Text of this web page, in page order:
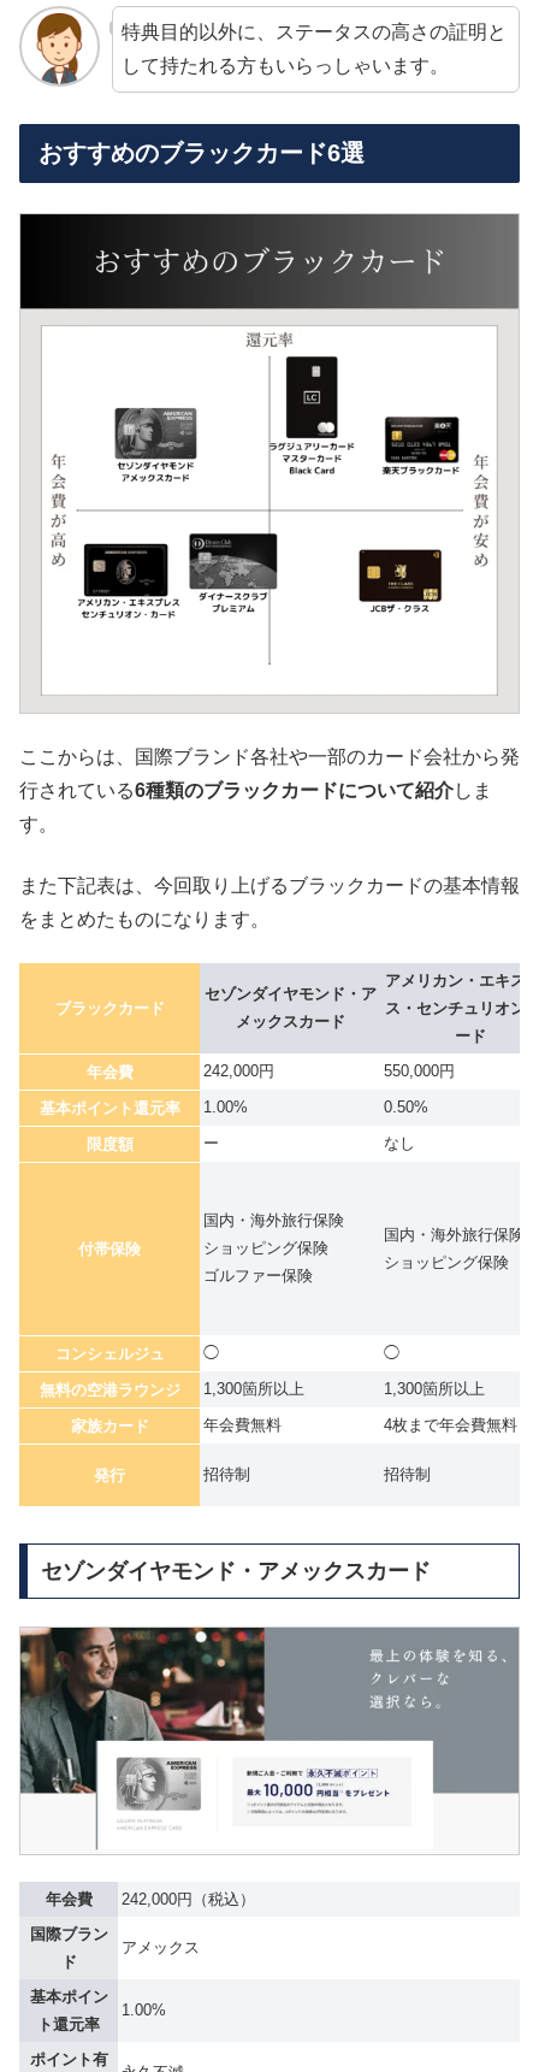
特典目的以外に、ステータスの高さの証明と
して持たれる方もいらっしゃいます。
おすすめのブラックカード6選
ここからは、国際ブランド各社や一部のカード会社から発
行されている6種類のブラックカードについて紹介しま
す。
また下記表は、今回取り上げるブラックカードの基本情報
をまとめたものになります。
ブラックカード
セゾンダイヤモンド・ア
メックスカード
アメリカン・エキス
ス・センチュリオン
ード
年会費
242,000円 550,000円
基本ポイント還元率 1.00% 0.50%
限度額 ー なし
付帯保険
国内・海外旅行保険
ショッピング保険
ゴルファー保険
国内・海外旅行保険
ショッピング保険
コンシェルジュ ◯ ◯
無料の空港ラウンジ 1,300箇所以上 1,300箇所以上
家族カード 年会費無料 4枚まで年会費無料
発行 招待制 招待制
セゾンダイヤモンド・アメックスカード
年会費
242,000円（税込）
国際ブラン
ド
アメックス
基本ポイン
ト還元率
1.00%
ポイント有